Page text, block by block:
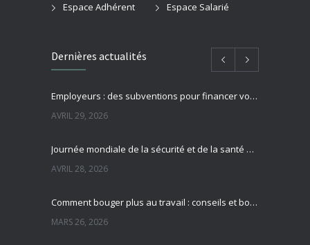
Espace Adhérent Espace Salarié
Dernières actualités
Employeurs : des subventions pour financer vos actions de prévention des risques professionnels
AVRIL 29, 2026
Journée mondiale de la sécurité et de la santé au travail : focus sur la prévention des risques professionnels
AVRIL 28, 2026
Comment bouger plus au travail : conseils et bonnes pratiques pour préserver sa santé
MARS 26, 2026